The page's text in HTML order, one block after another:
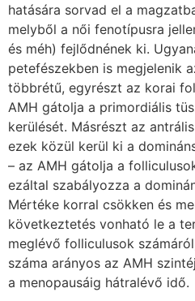
hatására sorvad el a
melyből a női fenotípusra
és méh) fejlődnének ki.
petefészekben is megjelenik
többrétű, egyrészt az korai
AMH gátolja a primordiális
kerülését. Másrészt az
ezek közül kerül ki a
– az AMH gátolja a
ezáltal szabályozza a
Mértéke korral csökken és
következtetés vonható le a
meglévő folliculusok
száma arányos az AMH
a menopausáig hátralévő idő.